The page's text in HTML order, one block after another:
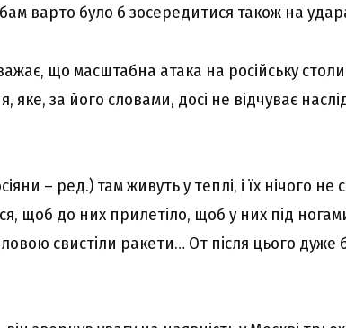
варто було б зосередитися також на
що масштабна атака на російську
яке, за його словами, досі не відчуває
– ред.) там живуть у теплі, і їх нічого не
щоб до них прилетіло, щоб у них під
свистіли ракети… От після цього дуже